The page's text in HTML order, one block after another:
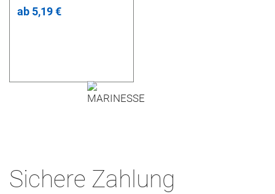
ab 5,19 €
Sichere Zahlung